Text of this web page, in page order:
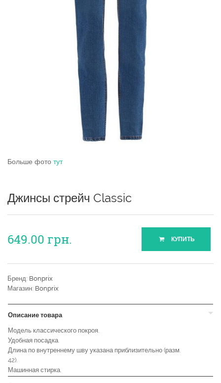
Больше фото тут
Джинсы стрейч Classic
649.00 грн. КУПИТЬ
Бренд: Bonprix
Магазин: Bonprix
Описание товара
Модель классического покроя.
Удобная посадка.
Длина по внутреннему шву указана приблизительно (разм.
42).
Машинная стирка.